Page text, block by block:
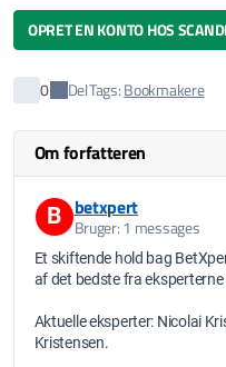
OPRET EN KONTO HOS
0 DelTags:Bookmakere
Om forfatteren
B betxpert
Bruger: 1 messages
Et skiftende hold bag
af det bedste fra eksperterne
Aktuelle eksperter: Nicolai
Kristensen.